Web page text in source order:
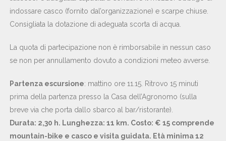
indossare casco (fornito dal’organizzazione) e scarpe chiuse.
Consigliata la dotazione di adeguata scorta di acqua.
La quota di partecipazione non è rimborsabile in nessun caso
se non per annullamento dovuto a condizioni meteo avverse.
Partenza escursione: mattino ore 11.15. Ritrovo 15 minuti
prima della partenza presso la Casa dell’Agronomo (sulla
breve via che porta dallo sbarco al bar/ristorante).
Durata: 2,30 h. Lunghezza: 11 km. Costo: € 15 comprende
mountain-bike e casco e visita guidata. Età minima 12